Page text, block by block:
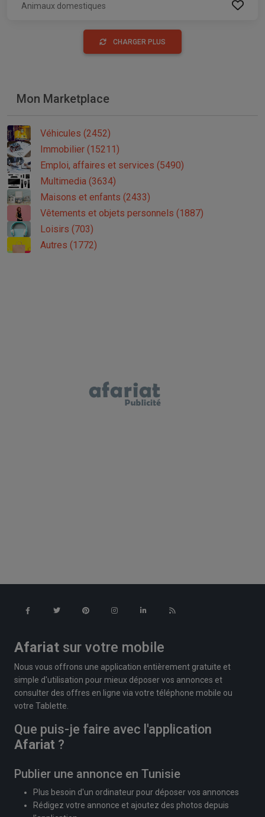
Animaux domestiques
CHARGER PLUS
Mon Marketplace
Véhicules (2452)
Immobilier (15211)
Emploi, affaires et services (5490)
Multimedia (3634)
Maisons et enfants (2433)
Vêtements et objets personnels (1887)
Loisirs (703)
Autres (1772)
Afariat sur votre mobile
Nous vous offrons une application entièrement gratuite et
simple d'utilisation pour mieux déposer vos annonces et
consulter des offres en ligne via votre téléphone mobile ou
votre Tablette.
Que puis-je faire avec l'application
Afariat ?
Publier une annonce en Tunisie
Plus besoin d'un ordinateur pour déposer vos annonces
Rédigez votre annonce et ajoutez des photos depuis